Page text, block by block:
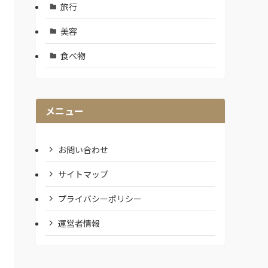
旅行
美容
食べ物
メニュー
お問い合わせ
サイトマップ
プライバシーポリシー
運営者情報